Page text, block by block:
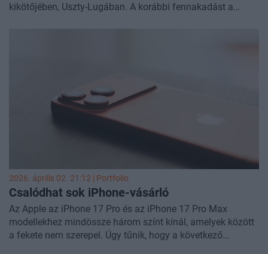
kikötőjében, Uszty-Lugában. A korábbi fennakadást a
2026. április 02. 21:12 | Portfolio
Csalódhat sok iPhone-vásárló
Az Apple az iPhone 17 Pro és az iPhone 17 Pro Max
modellekhez mindössze három színt kínál, amelyek között
a fekete nem szerepel. Úgy tűnik, hogy a következő